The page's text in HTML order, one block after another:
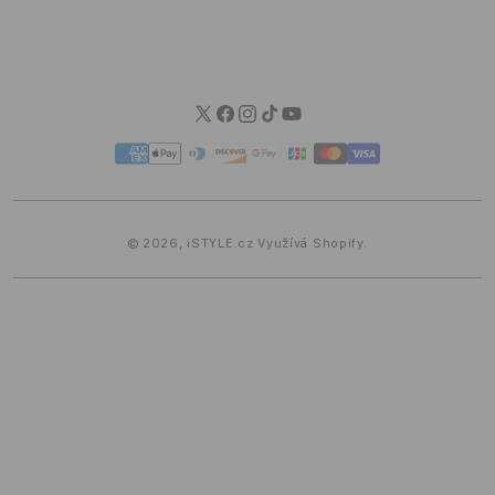
Twitter
Facebook
Instagram
TikTokYouTube
Platební
metody
© 2026, iSTYLE.cz Využívá Shopify.